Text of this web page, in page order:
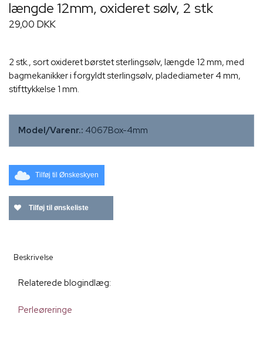
længde 12mm, oxideret sølv, 2 stk
29,00 DKK
2 stk., sort oxideret børstet sterlingsølv, længde 12 mm, med
bagmekanikker i forgyldt sterlingsølv, pladediameter 4 mm,
stifttykkelse 1 mm.
Model/Varenr.: 4067Box-4mm
Tilføj til Ønskeskyen
Tilføj til ønskeliste
Beskrivelse
Relaterede blogindlæg:
Perleøreringe